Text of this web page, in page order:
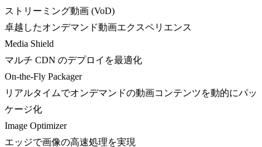
ストリーミング動画 (VoD)
卓越したオンデマンド動画エクスペリエンス
Media Shield
マルチ CDN のデプロイを最適化
On-the-Fly Packager
リアルタイムでオンデマンドの動画コンテンツを動的にパッ
ケージ化
Image Optimizer
エッジで画像の高速処理を実現